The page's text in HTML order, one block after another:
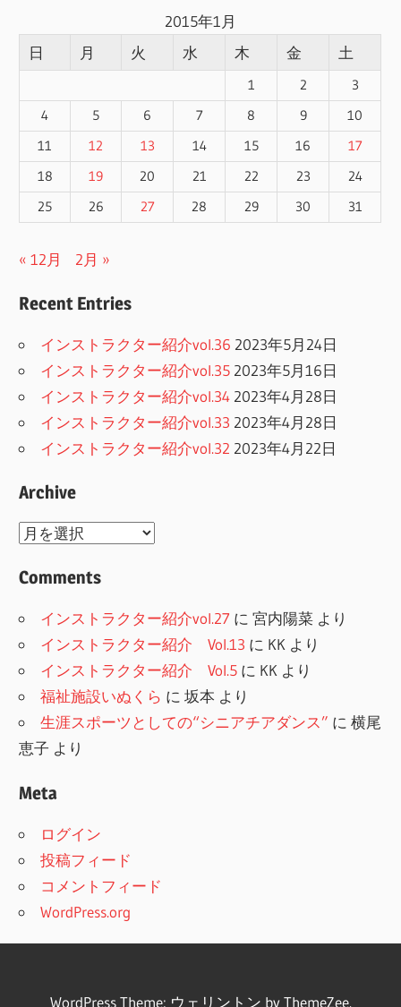
2015年1月
日
月 火 水 木 金 土
1 2
3
4
5 6 7 8 9
10
11
12 13 14 15 16
17
18
19 20 21 22 23
24
25
26 27 28 29 30 31
« 12月 2月 »
Recent Entries
インストラクター紹介vol.36 2023年5月24日
インストラクター紹介vol.35 2023年5月16日
インストラクター紹介vol.34 2023年4月28日
インストラクター紹介vol.33 2023年4月28日
インストラクター紹介vol.32 2023年4月22日
Archive
Archive
Comments
インストラクター紹介vol.27 に宮内陽菜 より
インストラクター紹介 Vol.13 に KK より
インストラクター紹介 Vol.5 に KK より
福祉施設いぬくら に坂本 より
生涯スポーツとしての“シニアチアダンス” に横尾
恵子 より
Meta
ログイン
投稿フィード
コメントフィード
WordPress.org
WordPress Theme: ウェリントン by ThemeZee.